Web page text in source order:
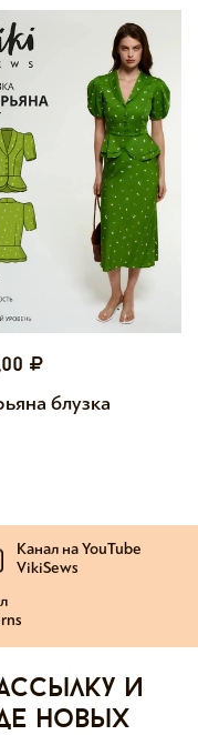
блузка
Канал на YouTube
VikiSews
и
новых